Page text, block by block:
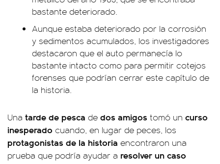
bastante deteriorado.
Aunque estaba deteriorado por la corrosión
y sedimentos acumulados, los investigadores
destacaron que el auto permanecía lo
bastante intacto como para permitir cotejos
forenses que podrían cerrar este capítulo de
la historia.
Una tarde de pesca de dos amigos tomó un curso
inesperado cuando, en lugar de peces, los
protagonistas de la historia encontraron una
prueba que podría ayudar a resolver un caso